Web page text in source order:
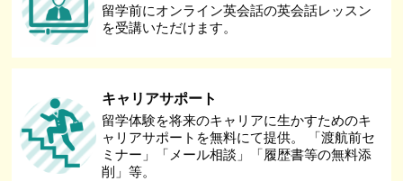
留学前にオンライン英会話の英会話レッスン
を受講いただけます。
キャリアサポート
留学体験を将来のキャリアに生かすためのキ
ャリアサポートを無料にて提供。 「渡航前セ
ミナー」「メール相談」「履歴書等の無料添
削」等。